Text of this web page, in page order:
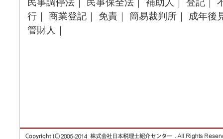
民事調停法｜ 民事保全法｜ 補助人｜ 登記｜
行｜ 商業登記｜ 免責｜ 簡易裁判所｜ 成年後
管財人｜